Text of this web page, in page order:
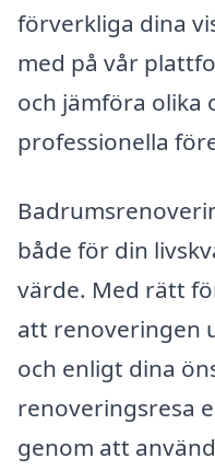
förverkliga dina
med på vår
och jämföra olika
professionella
både för din
värde. Med rätt
att renoveringen
och enligt dina
renoveringsresa
genom att